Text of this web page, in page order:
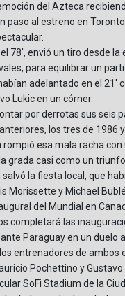
del Azteca
paso al estreno en
78', envió un tiro desde la
para equilibrar un
adelantado en el 21'
Lukic en un córner.
por derrotas sus seis
los tres de 1986
rompió esa mala racha con
grada casi como un
salvó la fiesta local, que
Morissette y Michael
del Mundial en
completará las
ante Paraguay en un duelo
entrenadores de ambos
Pochettino y
SoFi Stadium de la